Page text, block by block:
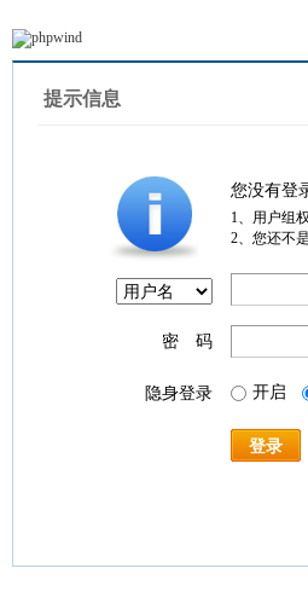
提示信息
您没有登
1、用户组
2、您还不
密 码
隐身登录 开启
登录